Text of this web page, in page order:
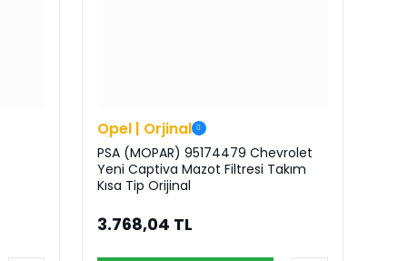
Opel | Orjinal
PSA (MOPAR) 95174479 Chevrolet
Yeni Captiva Mazot Filtresi Takım
Kısa Tip Orijinal
3.768,04 TL